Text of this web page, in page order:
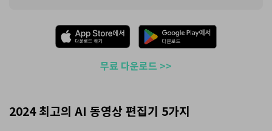
무료 다운로드 >>
2024 최고의 AI 동영상 편집기 5가지